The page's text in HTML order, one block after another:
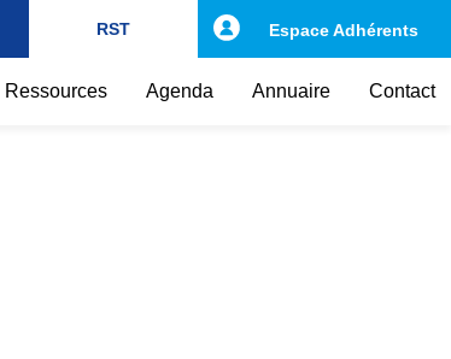
RST
Ressources Agenda Annuaire Contact
Espace Adhérents